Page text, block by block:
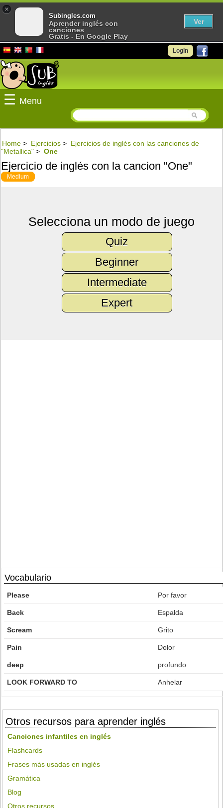
Login
☰ Menu
Home > Ejercicios > Ejercicios de inglés con las canciones de
"Metallica" > One
Ejercicio de inglés con la cancion "One"
Medium
Selecciona un modo de juego
Quiz
Beginner
Intermediate
Expert
Vocabulario
Please Por favor
Back Espalda
Scream Grito
Pain Dolor
deep profundo
LOOK FORWARD TO Anhelar
Otros recursos para aprender inglés
Canciones infantiles en inglés
Flashcards
Frases más usadas en inglés
Gramática
Blog
Otros recursos...
×
Subingles.com
Aprender inglés con
canciones
Gratis - En Google Play
Ver